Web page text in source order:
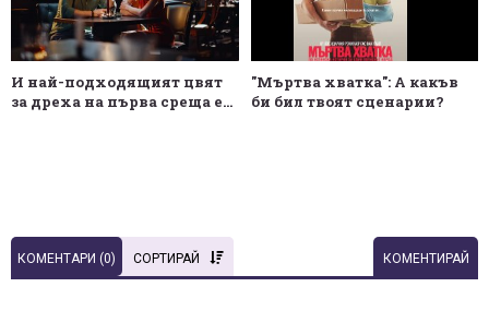
И най-подходящият цвят
за дреха на първа среща е...
"Мъртва хватка": А какъв
би бил твоят сценарии?
КОМЕНТАРИ (0) СОРТИРАЙ КОМЕНТИРАЙ